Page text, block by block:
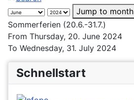
Jump to month
Sommerferien (20.6.-31.7.)
From Thursday, 20. June 2024
To Wednesday, 31. July 2024
Schnellstart